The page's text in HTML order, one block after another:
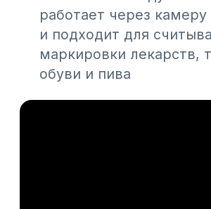
Для бизнеса ключевое изменение — единый
межбанковский QR-код. Теперь
предприниматель может принимать
— участников системы по одному QR-коду.
21.07.2026